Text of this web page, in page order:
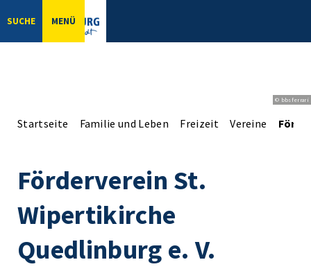
SUCHE MENÜ
© bbsferrari
Startseite Familie und Leben Freizeit Vereine
Förderverein St.
Wipertikirche
Quedlinburg e. V.